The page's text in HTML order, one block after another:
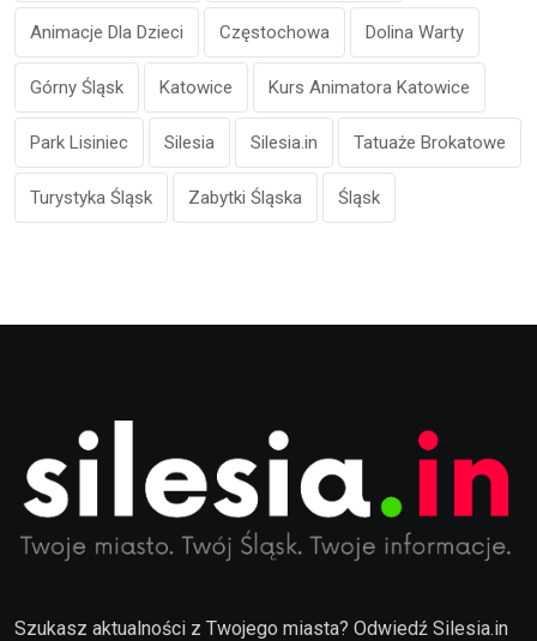
Animacje Dla Dzieci Częstochowa Dolina Warty
Górny Śląsk Katowice Kurs Animatora Katowice
Park Lisiniec Silesia Silesia.in Tatuaże Brokatowe
Turystyka Śląsk Zabytki Śląska Śląsk
Szukasz aktualności z Twojego miasta? Odwiedź Silesia.in